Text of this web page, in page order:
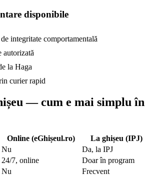
disponibile
integritate comportamentală
autorizată
la Haga
curier rapid
— cum e mai simplu în
Online (eGhișeul.ro)
La ghișeu (IPJ)
Nu
Da, la IPJ
24/7, online
Doar în program
Nu
Frecvent